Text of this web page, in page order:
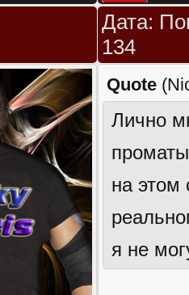
Дата:
134
Quote (
Лично
на этом
я не